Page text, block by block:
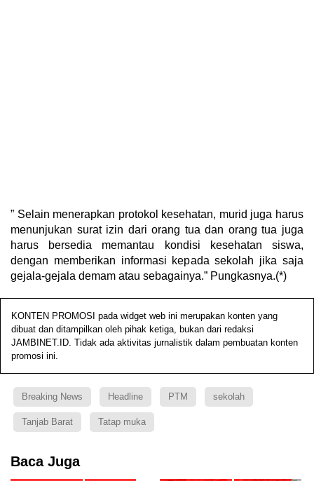
” Selain menerapkan protokol kesehatan, murid juga harus
menunjukan surat izin dari orang tua dan orang tua juga
harus bersedia memantau kondisi kesehatan siswa,
dengan memberikan informasi kepada sekolah jika saja
gejala-gejala demam atau sebagainya.” Pungkasnya.(*)
KONTEN PROMOSI pada widget web ini merupakan konten yang
dibuat dan ditampilkan oleh pihak ketiga, bukan dari redaksi
JAMBINET.ID. Tidak ada aktivitas jurnalistik dalam pembuatan konten
promosi ini.
Breaking News Headline PTM sekolah
Tanjab Barat Tatap muka
Baca Juga